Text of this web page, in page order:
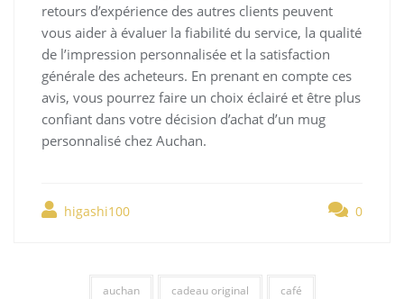
retours d’expérience des autres clients peuvent
vous aider à évaluer la fiabilité du service, la qualité
de l’impression personnalisée et la satisfaction
générale des acheteurs. En prenant en compte ces
avis, vous pourrez faire un choix éclairé et être plus
confiant dans votre décision d’achat d’un mug
personnalisé chez Auchan.
higashi100 0
auchan cadeau original café